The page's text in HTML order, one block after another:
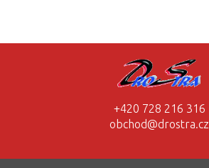
+420 728 216 316
obchod@drostra.cz